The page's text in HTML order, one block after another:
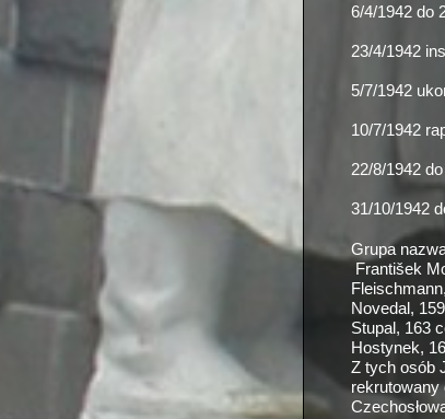
6/4/1942 do
23/4/1942
5/7/1942
10/7/1942
22/8/1942
31/10/1942
Grupa
František
Novedal,
Stupal, 163
Hostynek,
Z tych osób
rekrutowany